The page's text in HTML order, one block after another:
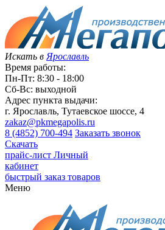
Искать в Ярославль
Время работы:
Пн-Пт: 8:30 - 18:00
Сб-Вс: выходной
Адрес пункта выдачи:
г. Ярославль, Тутаевское шоссе, 4
zakaz@pkmegapolis.ru
8 (4852) 700-494 Заказать звонок
Скачать
прайс-лист Личный
кабинет
быстрый заказ товаров
Меню